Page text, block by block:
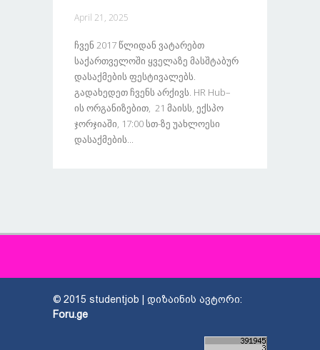
April 21, 2025
Ჩვენ 2017 Წლიდან Ვატარებთ
Საქართველოში Ყველაზე Მასშტაბურ
Დასაქმების Ფესტივალებს.
Გადახედეთ Ჩვენს Არქივს. HR Hub–
Ის Ორგანიზებით, 21 Მაისს, Ექსპო
Ჯორჯიაში, 17:00 Სთ-Ზე Უახლოესი
Დასაქმების...
© 2015 studentjob | დიზაინის ავტორი:
Foru.ge